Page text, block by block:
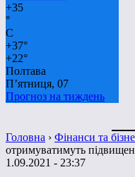
+35
°
C
+37°
+22°
Полтава
П’ятниця, 07
Прогноз на тиждень
Головна › Фінанси та
отримуватимуть
1.09.2021 - 23:37